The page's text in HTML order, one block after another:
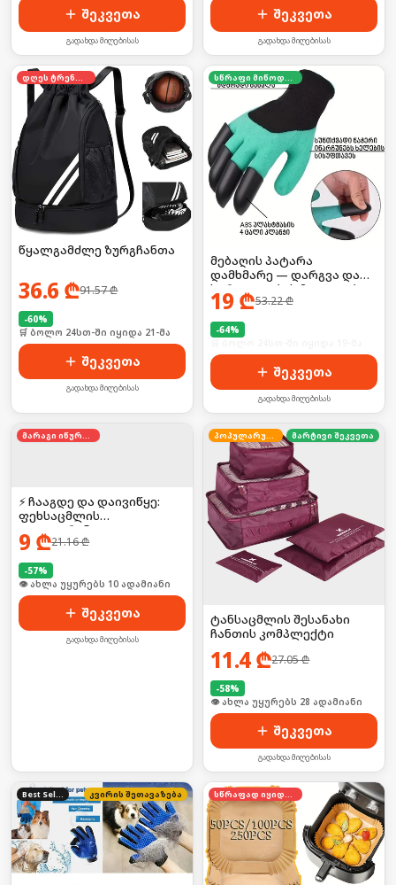
შეკვეთა
გადახდა მიღებისას
შეკვეთა
გადახდა მიღებისას
დღეს ტრენდში
წყალგამძლე ზურგჩანთა
36.6 ₾91.57₾
-60%
🛒 ბოლო 24სთ-ში იყიდა 21-მა
შეკვეთა
გადახდა მიღებისას
სწრაფი მიწოდება
მებაღის პატარა
დამხმარე — დარგვა და
სარეველების მოცილება
უმარტივესად!
19 ₾53.22₾
-64%
შეკვეთა
გადახდა მიღებისას
მარაგი იწურება
⚡ ჩააგდე და დაივიწყე:
ფეხსაცმლის
დეოდორანტი
9 ₾21.16₾
-57%
🛒 ბოლო 24სთ-ში იყიდა 17-მა
შეკვეთა
გადახდა მიღებისას
პოპულარული მარტივი შეკვეთა
ტანსაცმლის შესანახი
ჩანთის კომპლექტი
11.4₾27.05₾
-58%
🛒 ბოლო 24სთ-ში იყიდა 37-მა
შეკვეთა
გადახდა მიღებისას
Best Seller კვირის შეთავაზება სწრაფად იყიდება